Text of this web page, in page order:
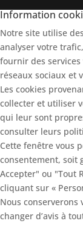
Information
Notre site utilise
analyser votre
fournir des
réseaux sociaux et
Les cookies
collecter et utiliser
qui leur sont
consulter leurs
Cette fenêtre vous
consentement, soit
Accepter" ou "Tout
cliquant sur «
Nous conserverons
changer d’avis à